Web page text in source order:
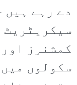
دے رہے
کمشنرز
سکولوں